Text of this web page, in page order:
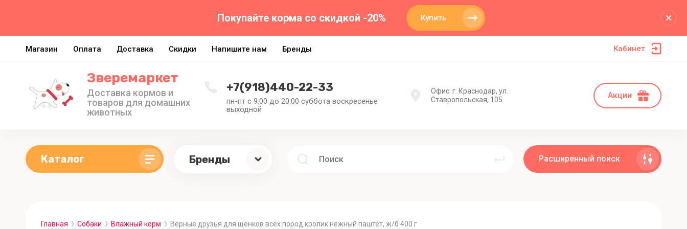
Покупайте корма со скидкой -20% Купить
Магазин Оплата Доставка Скидки Напишите нам Бренды Кабинет
Зверемаркет
Доставка кормов и
товаров для домашних
животных
+7(918)440-22-33
пн-пт с 9:00 до 20:00 суббота воскресенье
выходной
Офис: г. Краснодар, ул.
Ставропольская, 105
Акции
Каталог Бренды Расширенный поиск
Главная Собаки Влажный корм Верные друзья для щенков всех пород кролик нежный паштет, ж/б 400 г